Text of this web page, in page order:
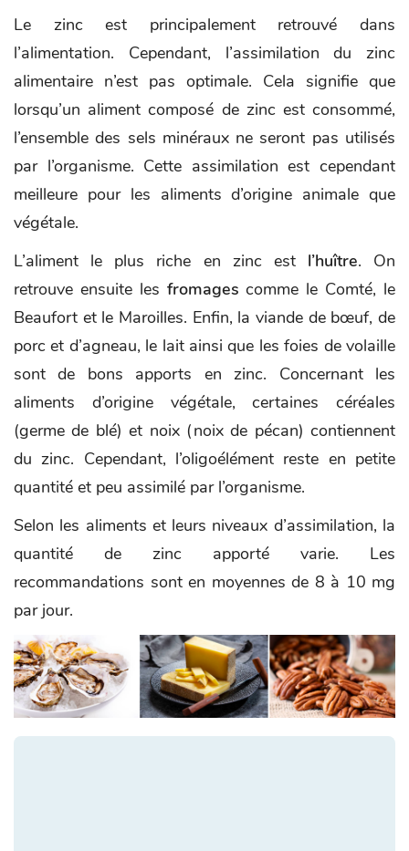
Le zinc est principalement retrouvé dans
l’alimentation. Cependant, l’assimilation du zinc
alimentaire n’est pas optimale. Cela signifie que
lorsqu’un aliment composé de zinc est consommé,
l’ensemble des sels minéraux ne seront pas utilisés
par l’organisme. Cette assimilation est cependant
meilleure pour les aliments d’origine animale que
végétale.
L’aliment le plus riche en zinc est l’huître. On
retrouve ensuite les fromages comme le Comté, le
Beaufort et le Maroilles. Enfin, la viande de bœuf, de
porc et d’agneau, le lait ainsi que les foies de volaille
sont de bons apports en zinc. Concernant les
aliments d’origine végétale, certaines céréales
(germe de blé) et noix (noix de pécan) contiennent
du zinc. Cependant, l’oligoélément reste en petite
quantité et peu assimilé par l’organisme.
Selon les aliments et leurs niveaux d’assimilation, la
quantité de zinc apporté varie. Les
recommandations sont en moyennes de 8 à 10 mg
par jour.